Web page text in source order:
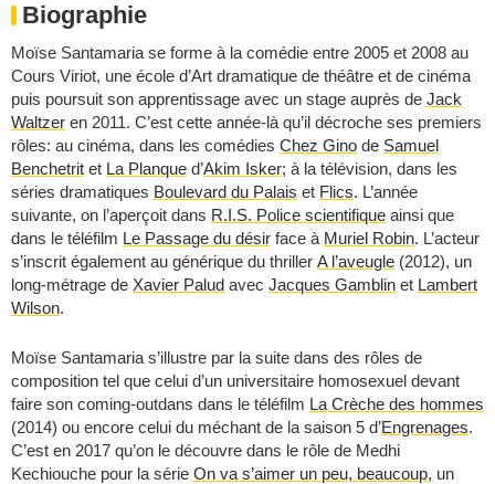
Biographie
Moïse Santamaria se forme à la comédie entre 2005 et 2008 au
Cours Viriot, une école d’Art dramatique de théâtre et de cinéma
puis poursuit son apprentissage avec un stage auprès de Jack
Waltzer en 2011. C’est cette année-là qu’il décroche ses premiers
rôles: au cinéma, dans les comédies Chez Gino de Samuel
Benchetrit et La Planque d’Akim Isker; à la télévision, dans les
séries dramatiques Boulevard du Palais et Flics. L’année
suivante, on l’aperçoit dans R.I.S. Police scientifique ainsi que
dans le téléfilm Le Passage du désir face à Muriel Robin. L’acteur
s’inscrit également au générique du thriller A l’aveugle (2012), un
long-métrage de Xavier Palud avec Jacques Gamblin et Lambert
Wilson.
Moïse Santamaria s’illustre par la suite dans des rôles de
composition tel que celui d’un universitaire homosexuel devant
faire son coming-outdans dans le téléfilm La Crèche des hommes
(2014) ou encore celui du méchant de la saison 5 d’Engrenages.
C’est en 2017 qu’on le découvre dans le rôle de Medhi
Kechiouche pour la série On va s’aimer un peu, beaucoup, un